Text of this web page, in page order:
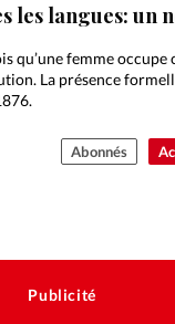
les langues: un
qu’une femme occupe
La présence
Abonnés
Publicité